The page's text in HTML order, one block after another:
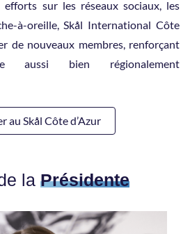
sur les réseaux sociaux, les
à-oreille, Skål International Côte
de nouveaux membres, renforçant
aussi bien régionalement
au Skål Côte d’Azur
la Présidente